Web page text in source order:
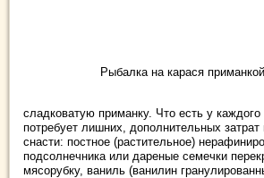
Рыбалка на карася
сладковатую приманку. Что есть у
потребует лишних, дополнительных
снасти: постное (растительное)
подсолнечника или дареные семечки
мясорубку, ваниль (ванилин